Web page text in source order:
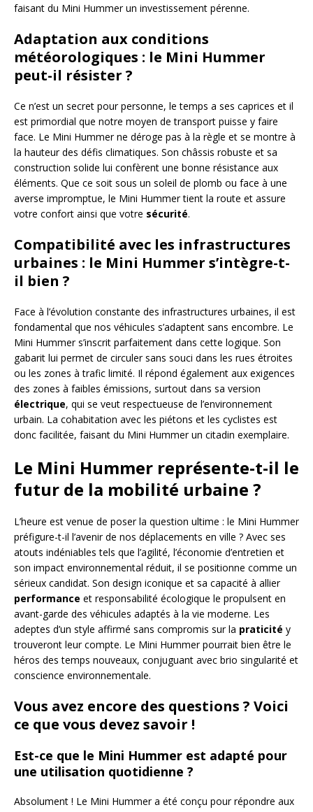
faisant du Mini Hummer un investissement pérenne.
Adaptation aux conditions
météorologiques : le Mini Hummer
peut-il résister ?
Ce n’est un secret pour personne, le temps a ses caprices et il
est primordial que notre moyen de transport puisse y faire
face. Le Mini Hummer ne déroge pas à la règle et se montre à
la hauteur des défis climatiques. Son châssis robuste et sa
construction solide lui confèrent une bonne résistance aux
éléments. Que ce soit sous un soleil de plomb ou face à une
averse impromptue, le Mini Hummer tient la route et assure
votre confort ainsi que votre sécurité.
Compatibilité avec les infrastructures
urbaines : le Mini Hummer s’intègre-t-
il bien ?
Face à l’évolution constante des infrastructures urbaines, il est
fondamental que nos véhicules s’adaptent sans encombre. Le
Mini Hummer s’inscrit parfaitement dans cette logique. Son
gabarit lui permet de circuler sans souci dans les rues étroites
ou les zones à trafic limité. Il répond également aux exigences
des zones à faibles émissions, surtout dans sa version
électrique, qui se veut respectueuse de l’environnement
urbain. La cohabitation avec les piétons et les cyclistes est
donc facilitée, faisant du Mini Hummer un citadin exemplaire.
Le Mini Hummer représente-t-il le
futur de la mobilité urbaine ?
L’heure est venue de poser la question ultime : le Mini Hummer
préfigure-t-il l’avenir de nos déplacements en ville ? Avec ses
atouts indéniables tels que l’agilité, l’économie d’entretien et
son impact environnemental réduit, il se positionne comme un
sérieux candidat. Son design iconique et sa capacité à allier
performance et responsabilité écologique le propulsent en
avant-garde des véhicules adaptés à la vie moderne. Les
adeptes d’un style affirmé sans compromis sur la praticité y
trouveront leur compte. Le Mini Hummer pourrait bien être le
héros des temps nouveaux, conjuguant avec brio singularité et
conscience environnementale.
Vous avez encore des questions ? Voici
ce que vous devez savoir !
Est-ce que le Mini Hummer est adapté pour
une utilisation quotidienne ?
Absolument ! Le Mini Hummer a été conçu pour répondre aux